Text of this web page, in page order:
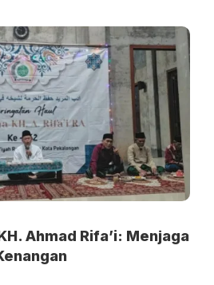
Ahmad Rifa’i: Menjaga